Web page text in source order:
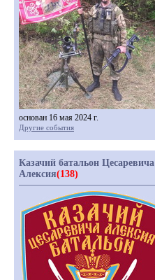
основан 16 мая 2024 г.
Другие события
Казачий батальон Цесаревича
Алексия(138)